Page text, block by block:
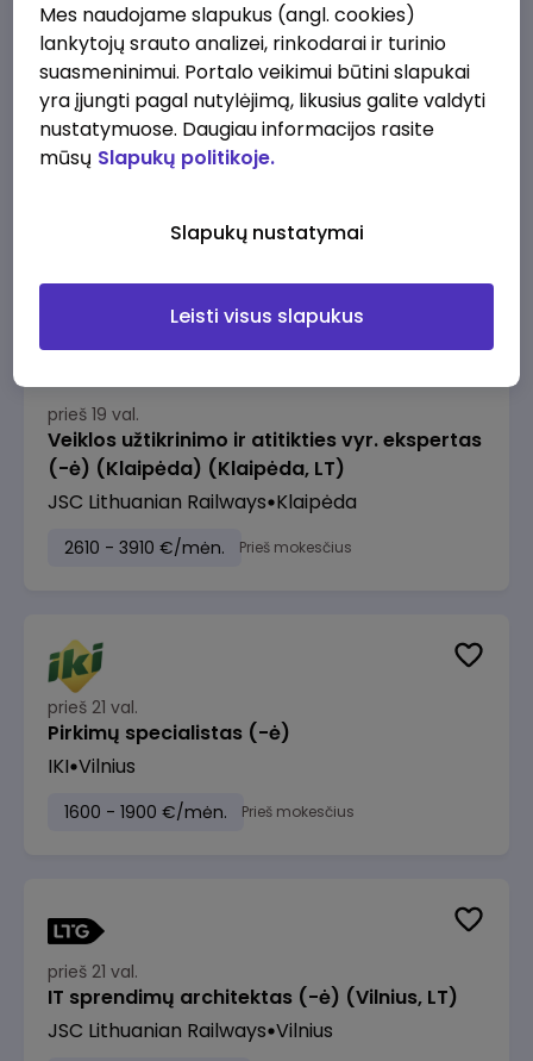
prieš 19 val.
Veiklos užtikrinimo ir atitikties vyr. ekspertas
(-ė) (Kaunas) (Kaunas, LT)
prieš 19 val.
Veiklos užtikrinimo ir atitikties vyr. ekspertas
(-ė) (Klaipėda) (Klaipėda, LT)
JSC Lithuanian Railways Klaipėda
2610 - 3910 €/mėn. Prieš mokesčius
prieš 21 val.
Pirkimų specialistas (-ė)
IKI Vilnius
1600 - 1900 €/mėn. Prieš mokesčius
prieš 21 val.
IT sprendimų architektas (-ė) (Vilnius, LT)
JSC Lithuanian Railways Vilnius
Mes naudojame slapukus (angl. cookies)
lankytojų srauto analizei, rinkodarai ir turinio
suasmeninimui. Portalo veikimui būtini slapukai
yra įjungti pagal nutylėjimą, likusius galite valdyti
nustatymuose. Daugiau informacijos rasite
mūsų Slapukų politikoje.
Slapukų nustatymai
Leisti visus slapukus